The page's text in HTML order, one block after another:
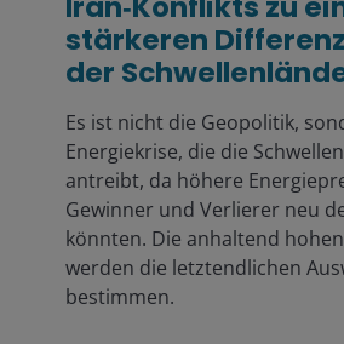
stärkeren
der
Es ist nicht die Geopolitik,
Energiekrise, die die
antreibt, da höhere
Gewinner und Verlierer neu
könnten. Die anhaltend
werden die letztendlichen
bestimmen.